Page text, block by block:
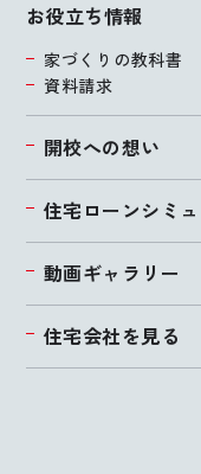
お役立ち情報
家づくりの教科書
資料請求
開校への想い
住宅ローンシミ
動画ギャラリー
住宅会社を見る